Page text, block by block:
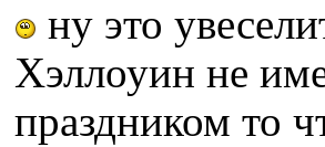
ну это
Хэллоуин не
праздником то